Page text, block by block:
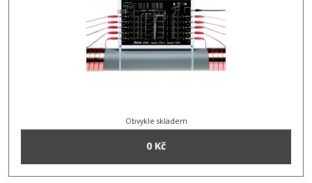
Obvykle skladem
0 Kč